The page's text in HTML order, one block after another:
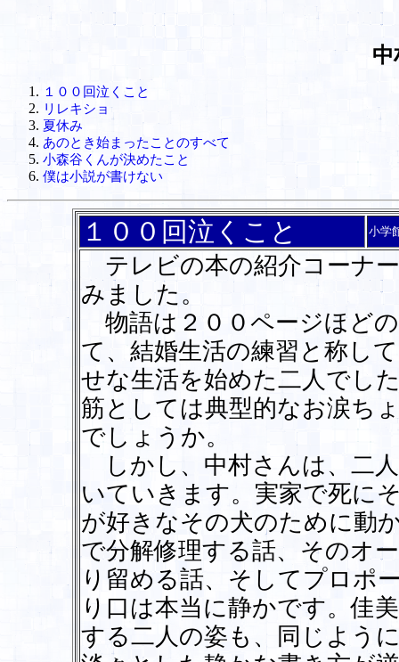
中
１００回泣くこと
リレキショ
夏休み
あのとき始まったことのすべて
小森谷くんが決めたこと
僕は小説が書けない
１００回泣くこと 小学
テレビの本の紹介コーナ
みました。
物語は２００ページほど
て、結婚生活の練習と称し
せな生活を始めた二人でし
筋としては典型的なお涙ち
でしょうか。
しかし、中村さんは、二
いていきます。実家で死に
が好きなその犬のために動
で分解修理する話、そのオ
り留める話、そしてプロポ
り口は本当に静かです。佳
する二人の姿も、同じよう